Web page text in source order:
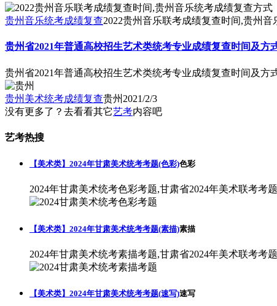
贵州音乐统考成绩复查2022贵州音乐联考成绩复查时间,贵州
贵州省2021年普通高校招生艺术类统考专业成绩复查时间及方
贵州省2021年普通高校招生艺术类统考专业成绩复查时间及方
贵州美术统考成绩复查贵州 2021/2/3
没有更多了？去看看其它艺考内容吧
艺考热搜
【美术类】2024年甘肃美术统考考题(色彩)色彩
2024年甘肃美术统考色彩考题,甘肃省2024年美术联考考
【美术类】2024年甘肃美术统考考题(素描)素描
2024年甘肃美术统考素描考题,甘肃省2024年美术联考考
【美术类】2024年甘肃美术统考考题(速写)速写